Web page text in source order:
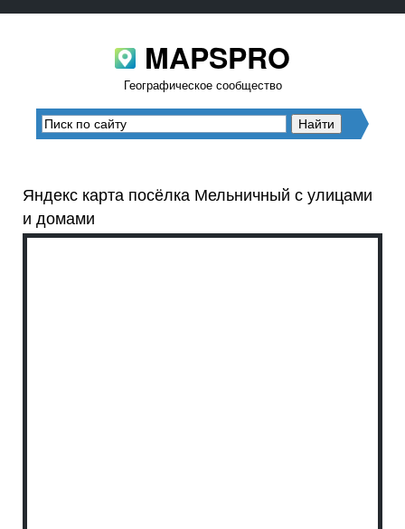
MAPSPRO
Географическое сообщество
Яндекс карта посёлка Мельничный с улицами
и домами